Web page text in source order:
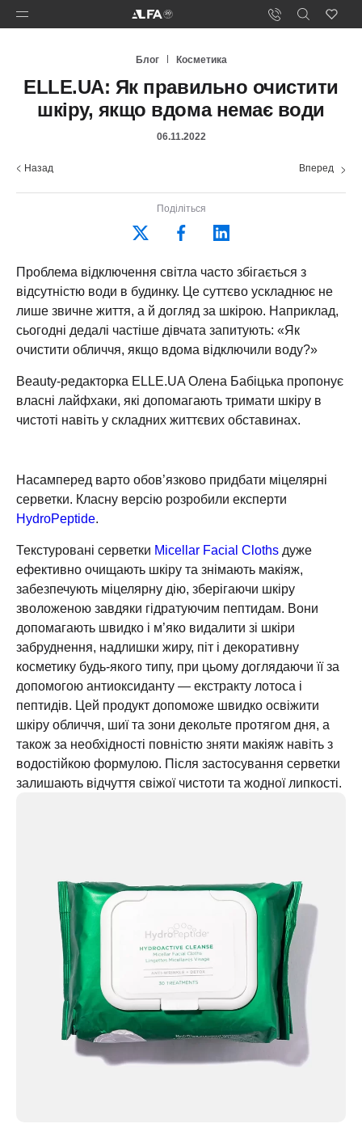
Блог Косметика
ELLE.UA: Як правильно очистити
шкіру, якщо вдома немає води
06.11.2022
Назад Вперед
Поділіться
Проблема відключення світла часто збігається з
відсутністю води в будинку. Це суттєво ускладнює не
лише звичне життя, а й догляд за шкірою. Наприклад,
сьогодні дедалі частіше дівчата запитують: «Як
очистити обличчя, якщо вдома відключили воду?»
Beauty-редакторка ELLE.UA Олена Бабіцька пропонує
власні лайфхаки, які допомагають тримати шкіру в
чистоті навіть у складних життєвих обставинах.
Насамперед варто обов’язково придбати міцелярні
серветки. Класну версію розробили експерти
HydroPeptide.
Текстуровані серветки Micellar Facial Cloths дуже
ефективно очищають шкіру та знімають макіяж,
забезпечують міцелярну дію, зберігаючи шкіру
зволоженою завдяки гідратуючим пептидам. Вони
допомагають швидко і м’яко видалити зі шкіри
забруднення, надлишки жиру, піт і декоративну
косметику будь-якого типу, при цьому доглядаючи її за
допомогою антиоксиданту — екстракту лотоса і
пептидів. Цей продукт допоможе швидко освіжити
шкіру обличчя, шиї та зони декольте протягом дня, а
також за необхідності повністю зняти макіяж навіть з
водостійкою формулою. Після застосування серветки
залишають відчуття свіжої чистоти та жодної липкості.